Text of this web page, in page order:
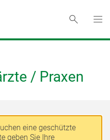
/ Praxen
eine geschützte
geben Sie Ihre